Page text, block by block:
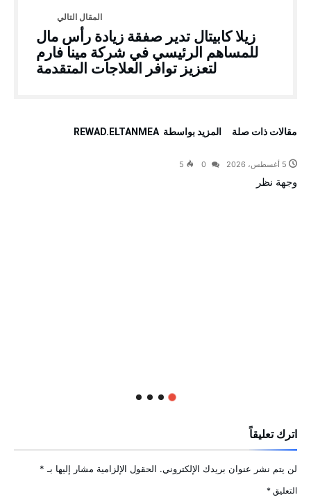
زيلا كابيتال تدير صفقة زيادة رأس مال
للمساهم الرئيسي في شركة مينا فارم
لتعزيز توافر العلاجات المتقدمة
‫مقالات ذات صلة‬ ‫‫المزيد بواسطة‬ ‬ REWAD.ELTANMEA
5 أغسطس، 2026 5
وجهة نظر
اترك تعليقاً
لن يتم نشر عنوان بريدك الإلكتروني. الحقول الإلزامية مشار إليها بـ *
التعليق *